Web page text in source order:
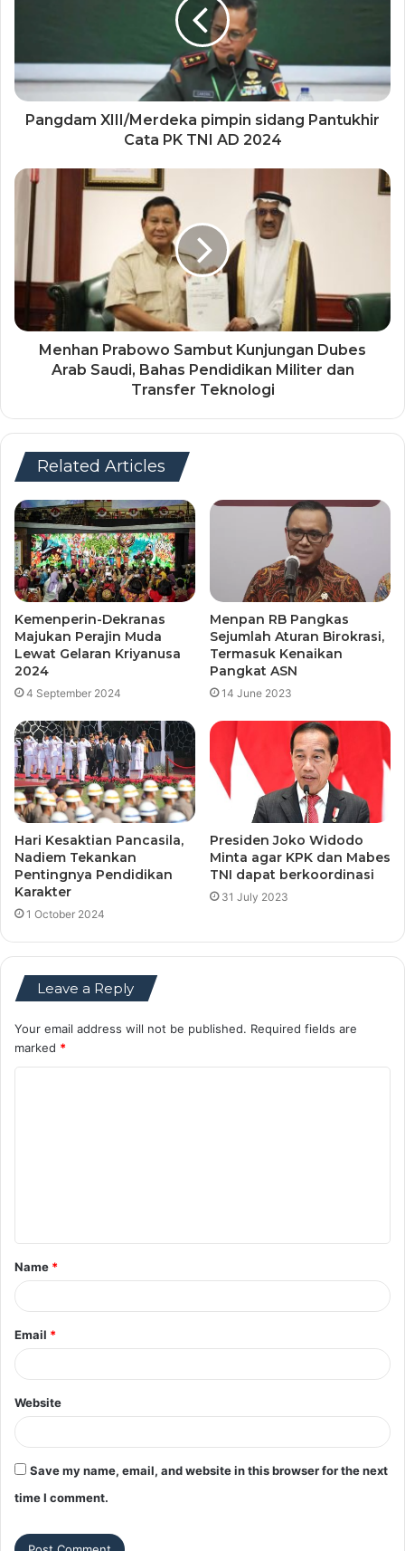
Pangdam XIII/Merdeka pimpin sidang Pantukhir
Cata PK TNI AD 2024
Menhan Prabowo Sambut Kunjungan Dubes
Arab Saudi, Bahas Pendidikan Militer dan
Transfer Teknologi
Related Articles
Kemenperin-Dekranas
Majukan Perajin Muda
Lewat Gelaran Kriyanusa
2024
4 September 2024
Menpan RB Pangkas
Sejumlah Aturan Birokrasi,
Termasuk Kenaikan
Pangkat ASN
14 June 2023
Hari Kesaktian Pancasila,
Nadiem Tekankan
Pentingnya Pendidikan
Karakter
1 October 2024
Presiden Joko Widodo
Minta agar KPK dan Mabes
TNI dapat berkoordinasi
31 July 2023
Leave a Reply
Your email address will not be published. Required fields are
marked *
t
*
Name *
Email *
Website
Save my name, email, and website in this browser for the next
time I comment.